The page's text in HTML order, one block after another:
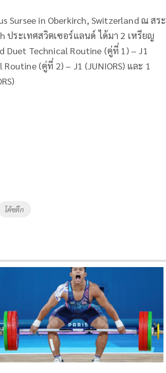
Sursee in Oberkirch, Switzerland ณ สระ
ประเทศสวิตเซอร์แลนด์ ได้มา 2 เหรียญ
Duet Technical Routine (คู่ที่ 1) – J1
(คู่ที่ 2) – J1 (JUNIORS) และ 1
โค้ชตึก